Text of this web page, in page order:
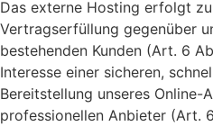
Das externe Hosting erfolgt
Vertragserfüllung gegenüber
bestehenden Kunden (Art. 6
Interesse einer sicheren,
Bereitstellung unseres Online-
professionellen Anbieter (Art.